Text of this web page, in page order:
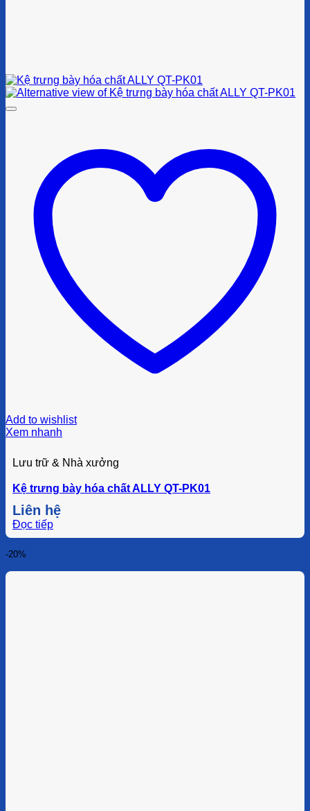
Add to wishlist
Xem nhanh
Lưu trữ & Nhà xưởng
Kệ trưng bày hóa chất ALLY QT-PK01
Liên hệ
Đọc tiếp
-20%